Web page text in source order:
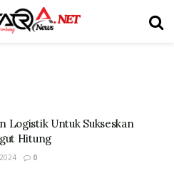
Logistik Untuk Sukseskan
Hitung
0